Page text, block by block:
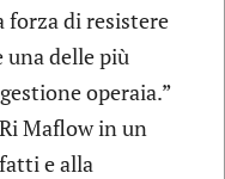
forza di resistere
una delle più
operaia.”
Maflow in un
e alla